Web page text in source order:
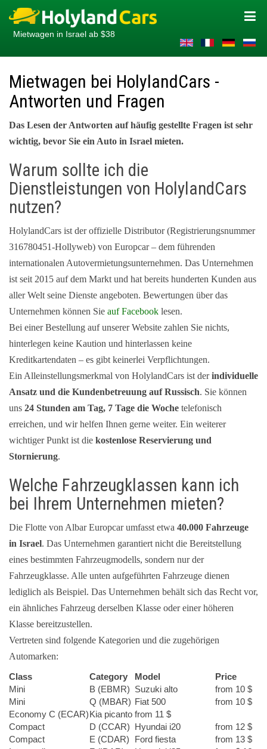
Mietwagen in Israel ab $38
Mietwagen bei HolylandCars -
Antworten und Fragen
Das Lesen der Antworten auf häufig gestellte Fragen ist sehr
wichtig, bevor Sie ein Auto in Israel mieten.
Warum sollte ich die
Dienstleistungen von HolylandCars
nutzen?
HolylandCars ist der offizielle Distributor (Registrierungsnummer
316780451-Hollyweb) von Europcar – dem führenden
internationalen Autovermietungsunternehmen. Das Unternehmen
ist seit 2015 auf dem Markt und hat bereits hunderten Kunden aus
aller Welt seine Dienste angeboten. Bewertungen über das
Unternehmen können Sie auf Facebook lesen.
Bei einer Bestellung auf unserer Website zahlen Sie nichts,
hinterlegen keine Kaution und hinterlassen keine
Kreditkartendaten – es gibt keinerlei Verpflichtungen.
Ein Alleinstellungsmerkmal von HolylandCars ist derindividuelle
Ansatz und die Kundenbetreuung auf Russisch. Sie können
uns 24 Stunden am Tag, 7 Tage die Woche telefonisch
erreichen, und wir helfen Ihnen gerne weiter. Ein weiterer
wichtiger Punkt ist die kostenlose Reservierung und
Stornierung.
Welche Fahrzeugklassen kann ich
bei Ihrem Unternehmen mieten?
Die Flotte von Albar Europcar umfasst etwa 40.000 Fahrzeuge
in Israel. Das Unternehmen garantiert nicht die Bereitstellung
eines bestimmten Fahrzeugmodells, sondern nur der
Fahrzeugklasse. Alle unten aufgeführten Fahrzeuge dienen
lediglich als Beispiel. Das Unternehmen behält sich das Recht vor,
ein ähnliches Fahrzeug derselben Klasse oder einer höheren
Klasse bereitzustellen.
Vertreten sind folgende Kategorien und die zugehörigen
Automarken:
Class
Category Model
Price
Mini
B (EBMR) Suzuki alto
from 10 $
Mini
Q (MBAR) Fiat 500
from 10 $
Economy C (ECAR)Kia picanto from 11 $
Compact
D (CCAR) Hyundai i20
from 12 $
Compact
E (CDAR) Ford fiesta
from 13 $